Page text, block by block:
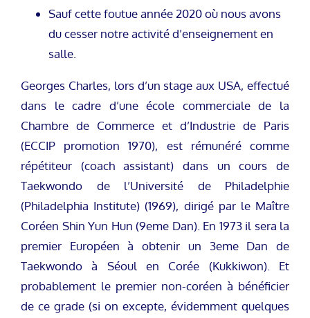
Sauf cette foutue année 2020 où nous avons
du cesser notre activité d’enseignement en
salle.
Georges Charles, lors d’un stage aux USA, effectué
dans le cadre d’une école commerciale de la
Chambre de Commerce et d’Industrie de Paris
(ECCIP promotion 1970), est rémunéré comme
répétiteur (coach assistant) dans un cours de
Taekwondo de l’Université de Philadelphie
(Philadelphia Institute) (1969), dirigé par le Maître
Coréen Shin Yun Hun (9eme Dan). En 1973 il sera la
premier Européen à obtenir un 3eme Dan de
Taekwondo à Séoul en Corée (Kukkiwon). Et
probablement le premier non-coréen à bénéficier
de ce grade (si on excepte, évidemment quelques